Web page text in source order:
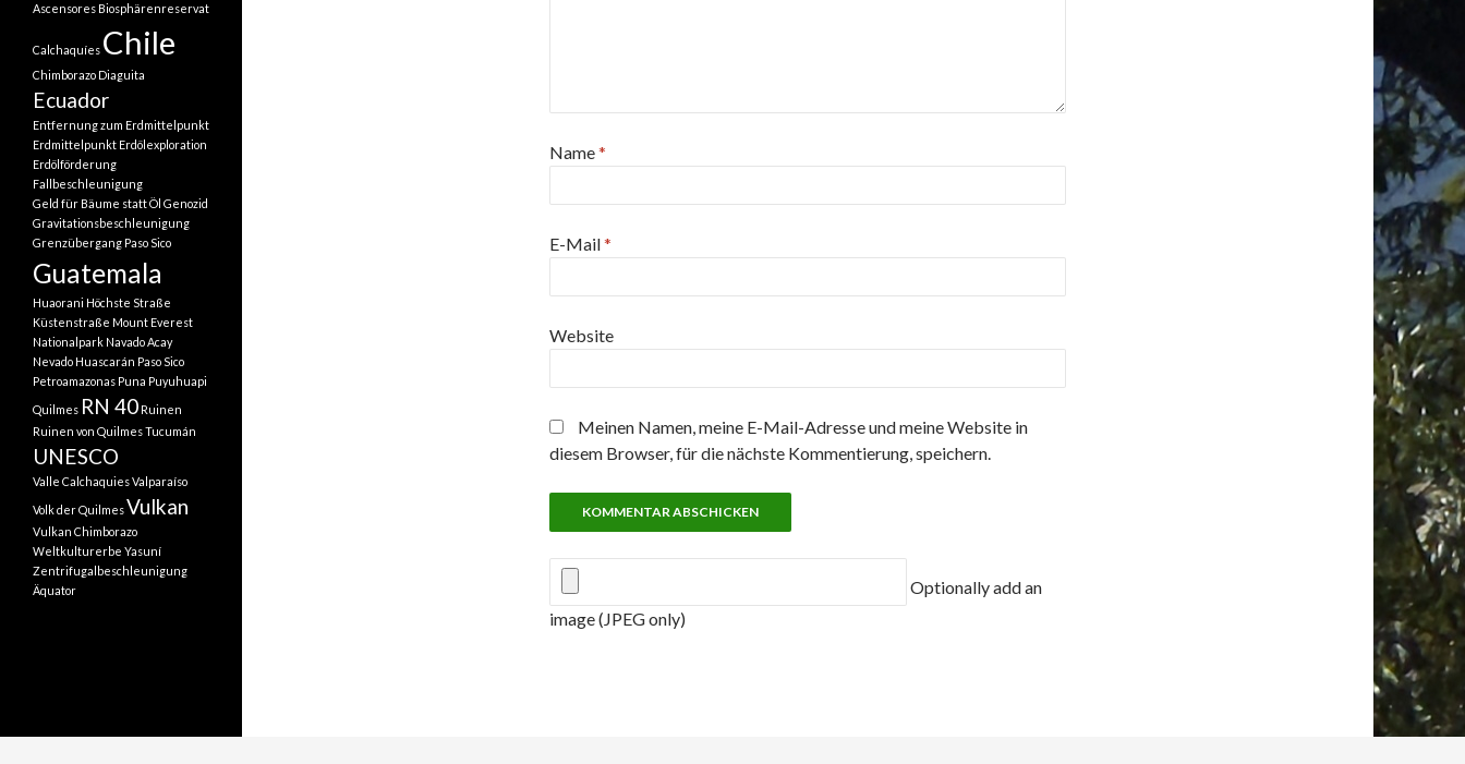
Name*
E-Mail*
Website
Meinen Namen, meine E-Mail-Adresse und meine Website in
diesem Browser, für die nächste Kommentierung, speichern.
Optionally add an
image (JPEG only)
Ascensores Biosphärenreservat
Calchaquíes Chile
Chimborazo Diaguita
Ecuador
Entfernung zum Erdmittelpunkt
Erdmittelpunkt Erdölexploration
Erdölförderung
Fallbeschleunigung
Geld für Bäume statt Öl Genozid
Gravitationsbeschleunigung
Grenzübergang Paso Sico
Guatemala
Huaorani Höchste Straße
Küstenstraße Mount Everest
Nationalpark Navado Acay
Nevado Huascarán Paso Sico
Petroamazonas Puna Puyuhuapi
Quilmes RN 40 Ruinen
Ruinen von QuilmesTucumán
UNESCO
Valle CalchaquiesValparaíso
Volk der QuilmesVulkan
Vulkan Chimborazo
Weltkulturerbe Yasuní
Zentrifugalbeschleunigung
Äquator